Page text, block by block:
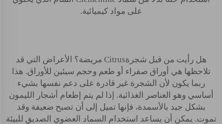
على مواد كيميائية.
هل رأيت من قبل شجرةCitrus مريضة؟ الأعراض التي قد
تلاحظها هي أوراق صفراء أو طعم وحجم سيئين للأوراق. هذا
ربما يكون لأن الشجرة غير قادرة على دعم نفسها بشيء
أساسي وهو العناصر الغذائية. إذا لم يتم إطعام أشجار الليمون
بشكل جيد بالأسمدة، فإنها تميل إلى أن تصبح ضعيفة وقد
تموت. يمكن أن يساعد استخدام السماد العضوي الصديق للبيئة